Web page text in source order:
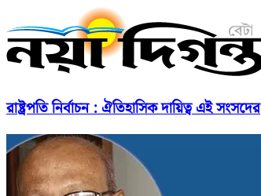
রাষ্ট্রপতি নির্বাচন : ঐতিহাসিক দায়িত্ব এই সংসদের